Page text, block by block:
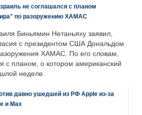
не соглашался с планом
по разоружению ХАМАС
Биньямин Нетаньяху заявил,
с президентом США Дональдом
ХАМАС. По его словам,
с планом, о котором американский
неделе.
давно ушедшей из РФ Apple из-за
и Max